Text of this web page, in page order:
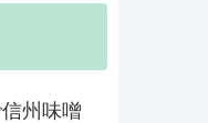
州味噌